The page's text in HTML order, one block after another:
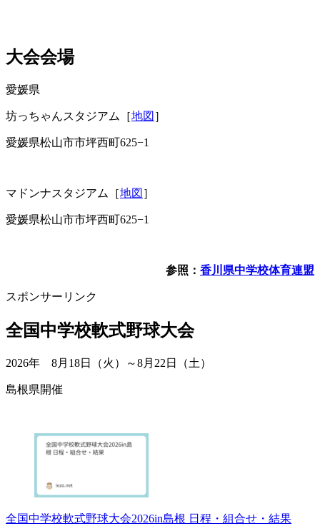
大会会場
愛媛県
坊っちゃんスタジアム［地図 ］
愛媛県松山市市坪西町625−1
マドンナスタジアム［地図 ］
愛媛県松山市市坪西町625−1
参照： 香川県中学校体育連盟
スポンサーリンク
全国中学校軟式野球大会
2026年 8月18日（火）～8月22日（土）
島根県開催
全国中学校軟式野球大会2026in島根 日程・組合せ・結果